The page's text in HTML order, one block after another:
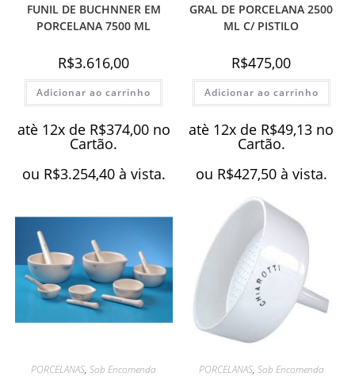
FUNIL DE BUCHNNER EM
PORCELANA 7500 ML
R$3.616,00
Adicionar ao carrinho
atè 12x de R$374,00 no
Cartão.
ou R$3.254,40 à vista.
GRAL DE PORCELANA 2500
ML C/ PISTILO
R$475,00
Adicionar ao carrinho
atè 12x de R$49,13 no
Cartão.
ou R$427,50 à vista.
PORCELANAS,Sob Encomenda PORCELANAS, Sob Encomenda